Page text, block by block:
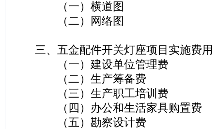
（一）横道图
（二）网络图
三、五金配件开关灯座项目实施费用
（一）建设单位管理费
（二）生产筹备费
（三）生产职工培训费
（四）办公和生活家具购置费
（五）勘察设计费